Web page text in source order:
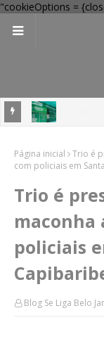
"cookieOptions =
compras
Página inicial
Trio é
com policiais em
Trio é
maconha
policiais
Blog Se Liga Belo